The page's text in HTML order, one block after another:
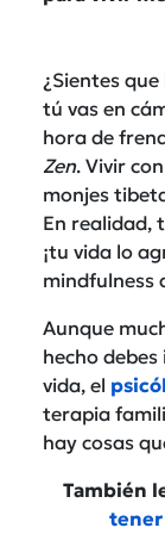
¿Sientes
tú vas en
hora de
Zen. Vivir
monjes
En realidad,
¡tu vida lo
mindfulness
Aunque
hecho
vida, el
terapia
hay cosas
También
tener